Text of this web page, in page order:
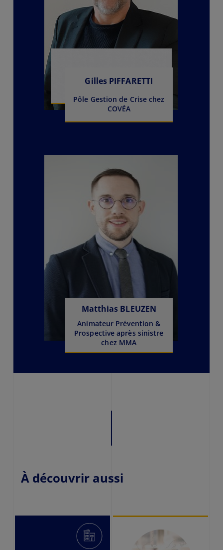
Gilles PIFFARETTI
Pôle Gestion de Crise chez
COVÉA
Matthias BLEUZEN
Animateur Prévention &
Prospective après sinistre
chez MMA
À découvrir aussi